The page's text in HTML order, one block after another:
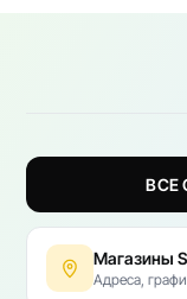
ВСЕ
Магазины
Адреса,